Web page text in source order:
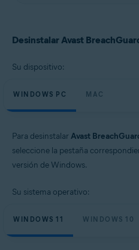
Apple macOS 12.x (Monterey)
Apple macOS 10.15.x (Catalina)
Desinstalar Avast
Su dispositivo:
WINDOWS PC MAC
Para desinstalarAvast
seleccione la pestaña
versión de Windows.
Su sistema operativo:
WINDOWS 11 WINDOWS 10